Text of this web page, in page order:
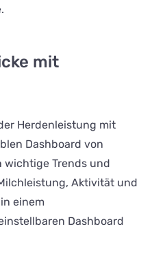
mit
Herdenleistung mit
Dashboard von
wichtige Trends und
Aktivität und
einem
Dashboard